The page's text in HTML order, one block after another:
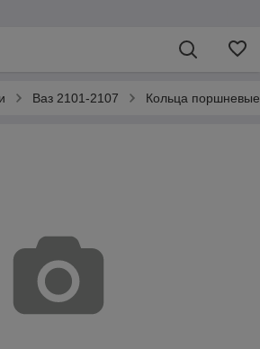
Ваз 2101-2107 Кольца